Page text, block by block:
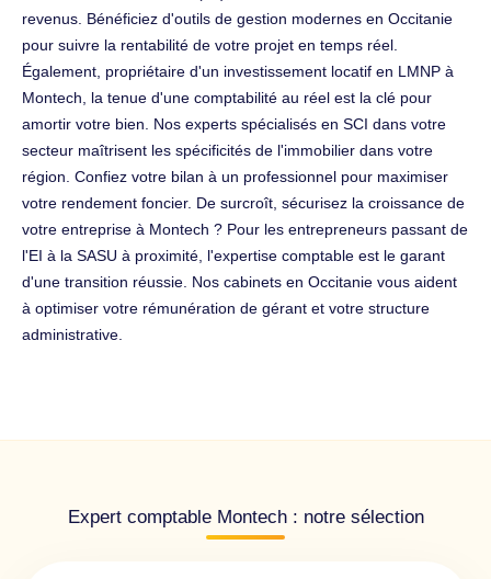
revenus. Bénéficiez d'outils de gestion modernes en Occitanie
pour suivre la rentabilité de votre projet en temps réel.
Également, propriétaire d'un investissement locatif en LMNP à
Montech, la tenue d'une comptabilité au réel est la clé pour
amortir votre bien. Nos experts spécialisés en SCI dans votre
secteur maîtrisent les spécificités de l'immobilier dans votre
région. Confiez votre bilan à un professionnel pour maximiser
votre rendement foncier. De surcroît, sécurisez la croissance de
votre entreprise à Montech ? Pour les entrepreneurs passant de
l'EI à la SASU à proximité, l'expertise comptable est le garant
d'une transition réussie. Nos cabinets en Occitanie vous aident
à optimiser votre rémunération de gérant et votre structure
administrative.
Expert comptable Montech : notre sélection